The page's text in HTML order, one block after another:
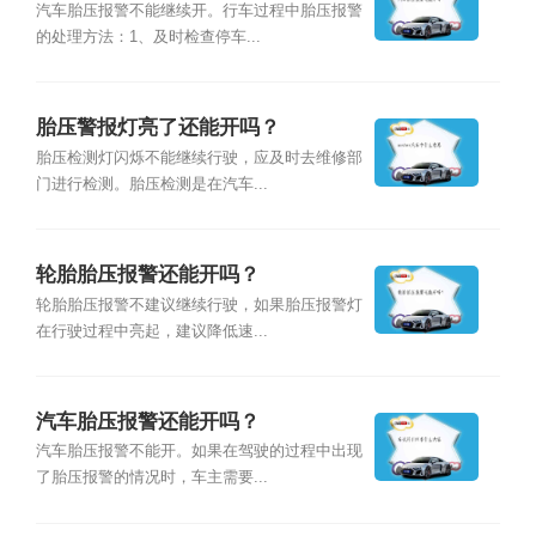
汽车胎压报警不能继续开。行车过程中胎压报警
的处理方法：1、及时检查停车...
胎压警报灯亮了还能开吗？
胎压检测灯闪烁不能继续行驶，应及时去维修部
门进行检测。胎压检测是在汽车...
轮胎胎压报警还能开吗？
轮胎胎压报警不建议继续行驶，如果胎压报警灯
在行驶过程中亮起，建议降低速...
汽车胎压报警还能开吗？
汽车胎压报警不能开。如果在驾驶的过程中出现
了胎压报警的情况时，车主需要...